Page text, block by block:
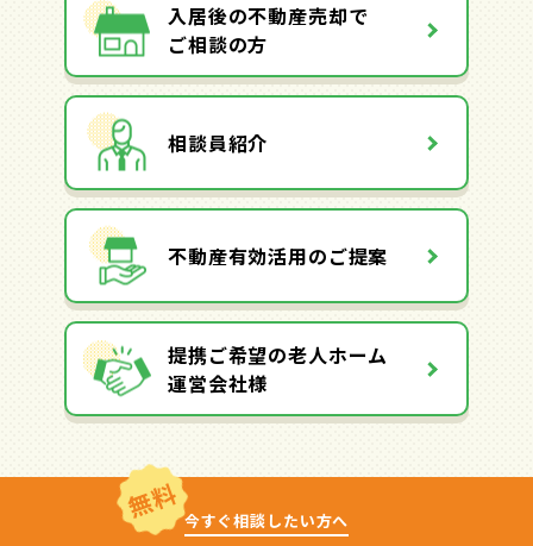
入居後の不動産売却で
ご相談の方
相談員紹介
不動産有効活用のご提案
提携ご希望の老人ホーム
運営会社様
無料 今すぐ相談したい方へ